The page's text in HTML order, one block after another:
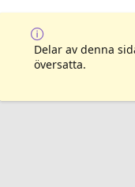
Delar av denna
översatta.